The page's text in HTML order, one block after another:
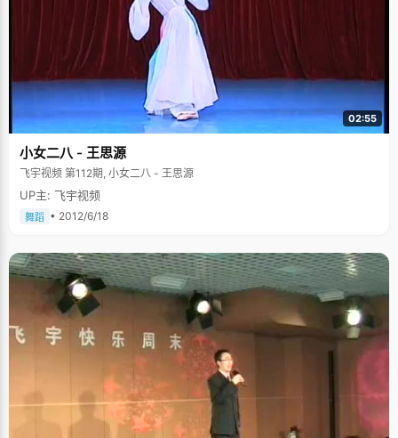
02:55
小女二八 - 王思源
飞宇视频 第112期, 小女二八 - 王思源
UP主: 飞宇视频
舞蹈 • 2012/6/18